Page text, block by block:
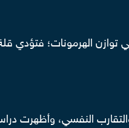
الهرمونات؛ فتؤدي
النفسي، وأظهرت